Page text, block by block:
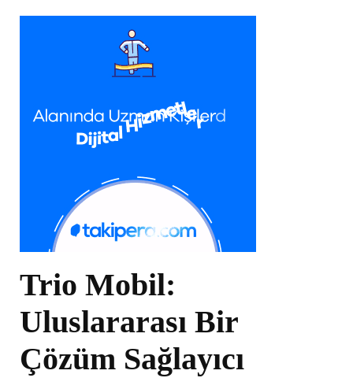
Trio Mobil:
Uluslararası Bir
Çözüm Sağlayıcı